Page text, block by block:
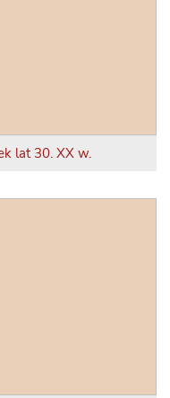
lat 30. XX w.